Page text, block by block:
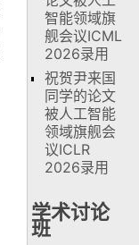
智能领域旗
舰会议ICML
2026录用
祝贺尹来国
同学的论文
被人工智能
领域旗舰会
议ICLR
2026录用
学术讨论
班